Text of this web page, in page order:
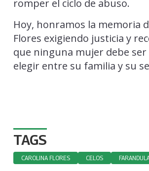
romper el ciclo de abuso.
Hoy, honramos la memoria
Flores exigiendo justicia y
que ninguna mujer debe ser
elegir entre su familia y su
TAGS
CAROLINA FLORES CELOS